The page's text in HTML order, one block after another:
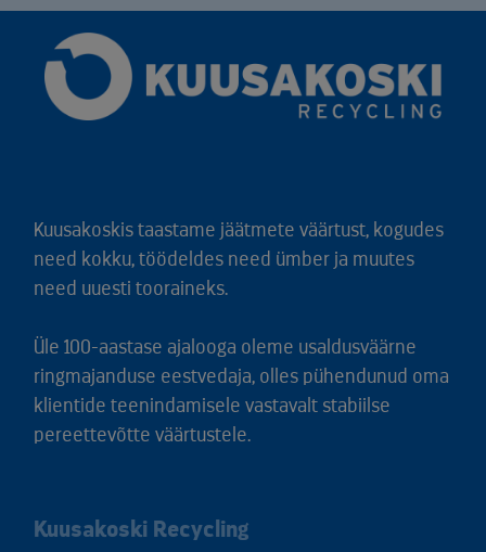
Kuusakoskis taastame jäätmete väärtust, kogudes
need kokku, töödeldes need ümber ja muutes
need uuesti tooraineks.
Üle 100-aastase ajalooga oleme usaldusväärne
ringmajanduse eestvedaja, olles pühendunud oma
klientide teenindamisele vastavalt stabiilse
pereettevõtte väärtustele.
Kuusakoski Recycling